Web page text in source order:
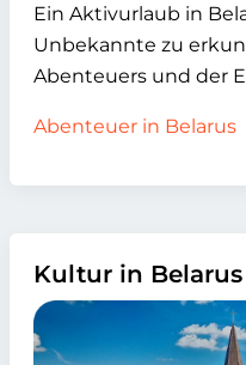
Ein Aktivurlaub in
Unbekannte zu
Abenteuers und der
Abenteuer in Belarus
Kultur in Belarus